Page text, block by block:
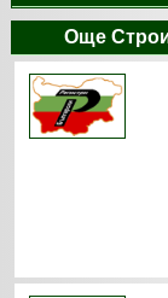
Още